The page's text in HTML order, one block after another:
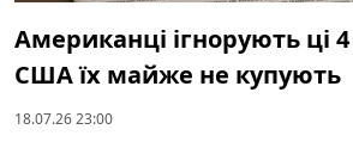
Американці ігнорують ці
США їх майже не купують
18.07.26 23:00